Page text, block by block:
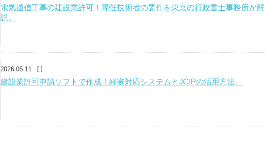
電気通信工事の建設業許可！専任技術者の要件を東京の行政書士事務所が解
説。
2026.05.11 【】
建設業許可申請ソフトで作成！経審対応システムとJCIPの活用方法。